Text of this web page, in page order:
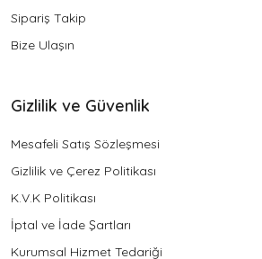
Sipariş Takip
Bize Ulaşın
Gizlilik ve Güvenlik
Mesafeli Satış Sözleşmesi
Gizlilik ve Çerez Politikası
K.V.K Politikası
İptal ve İade Şartları
Kurumsal Hizmet Tedariği